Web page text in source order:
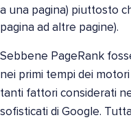
a una pagina) piuttosto
pagina ad altre pagine).
Sebbene PageRank
nei primi tempi dei
tanti fattori considerati
sofisticati di Google.